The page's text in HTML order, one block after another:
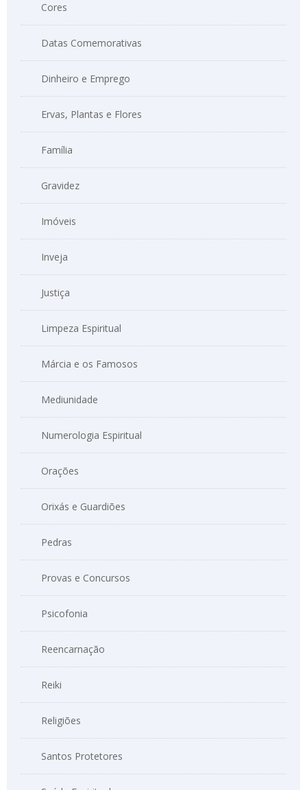
Cores
Datas Comemorativas
Dinheiro e Emprego
Ervas, Plantas e Flores
Família
Gravidez
Imóveis
Inveja
Justiça
Limpeza Espiritual
Márcia e os Famosos
Mediunidade
Numerologia Espiritual
Orações
Orixás e Guardiões
Pedras
Provas e Concursos
Psicofonia
Reencarnação
Reiki
Religiões
Santos Protetores